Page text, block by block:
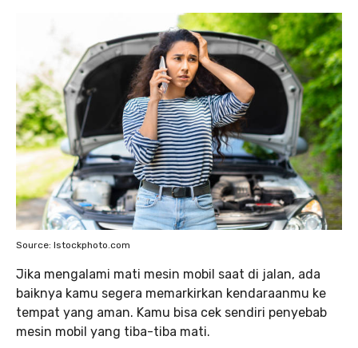
Source: Istockphoto.com
Jika mengalami mati mesin mobil saat di jalan, ada
baiknya kamu segera memarkirkan kendaraanmu ke
tempat yang aman. Kamu bisa cek sendiri penyebab
mesin mobil yang tiba-tiba mati.